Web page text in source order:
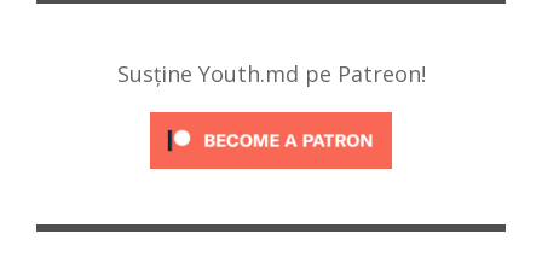
Susține Youth.md pe Patreon!